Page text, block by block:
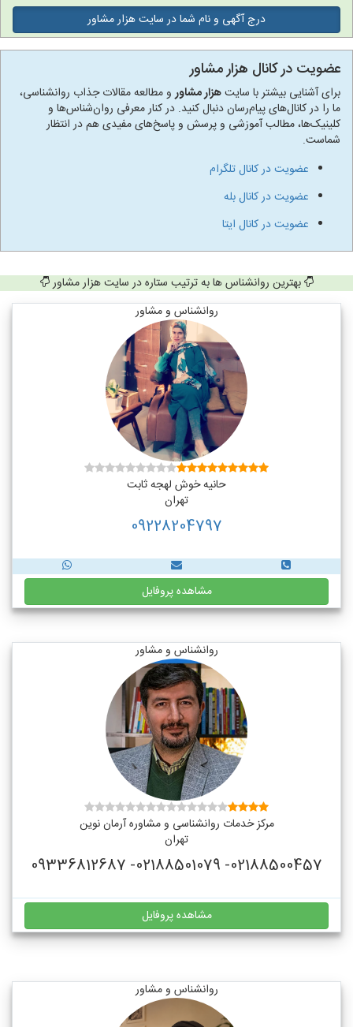
درج آگهی و نام شما در سایت هزار مشاور
عضویت در کانال هزار مشاور
برای آشنایی بیشتر با سایتهزار مشاورو مطالعه مقالات جذاب روانشناسی،
ما را در کانال‌های پیام‌رسان دنبال کنید. در کنار معرفی روان‌شناس‌ها و
کلینیک‌ها، مطالب آموزشی و پرسش و پاسخ‌های مفیدی هم در انتظار
شماست.
عضویت در کانال تلگرام
عضویت در کانال بله
عضویت در کانال ایتا
بهترین روانشناس ها به ترتیب ستاره در سایت هزار مشاور
روانشناس و مشاور
حانیه خوش لهجه ثابت
تهران
09228204797
مشاهده پروفایل
روانشناس و مشاور
مرکز خدمات روانشناسی و مشاوره آرمان نوین
تهران
02188500457- 02188501079- 09336812687
مشاهده پروفایل
روانشناس و مشاور